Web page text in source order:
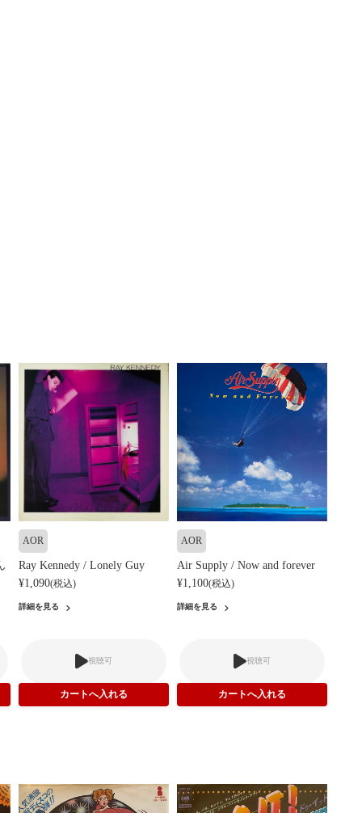
AOR
Ray Kennedy / Lonely Guy
¥1,090(税込)
詳細を見る
視聴可
AOR
Air Supply / Now and forever
¥1,100(税込)
詳細を見る
視聴可